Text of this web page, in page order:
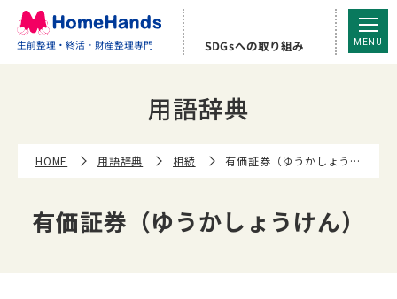
有価証券（ゆうかしょうけん） | ホームハンズ
生前整理・終活・財産整理専門 SDGsへの取り組み
用語辞典
HOME 用語辞典 相続 有価証券（ゆうかしょうけん）
有価証券（ゆうかしょうけん）